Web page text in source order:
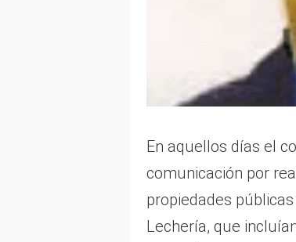
En aquellos días el
comunicación por
propiedades
Lechería, que